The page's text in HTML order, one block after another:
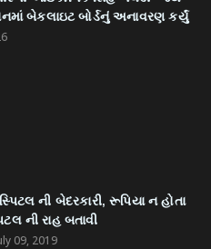
બેકલાઇટ બોર્ડનું અનાવરણ કર્યું
ની બેદરકારી, રૂપિયા ન હોતા
ની રાહ બતાવી
09, 2019